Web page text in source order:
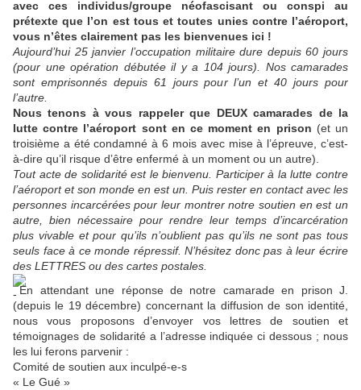
avec ces individus/groupe néofascisant ou conspi au
prétexte que l’on est tous et toutes unies contre l’aéroport,
vous n’êtes clairement pas les bienvenues ici !
Aujourd’hui 25 janvier l’occupation militaire dure depuis 60 jours
(pour une opération débutée il y a 104 jours). Nos camarades
sont emprisonnés depuis 61 jours pour l’un et 40 jours pour
l’autre.
Nous tenons à vous rappeler que DEUX camarades de la
lutte contre l’aéroport sont en ce moment en prison (et un
troisième a été condamné à 6 mois avec mise à l’épreuve, c’est-
à-dire qu’il risque d’être enfermé à un moment ou un autre).
Tout acte de solidarité est le bienvenu. Participer à la lutte contre
l’aéroport et son monde en est un. Puis rester en contact avec les
personnes incarcérées pour leur montrer notre soutien en est un
autre, bien nécessaire pour rendre leur temps d’incarcération
plus vivable et pour qu’ils n’oublient pas qu’ils ne sont pas tous
seuls face à ce monde répressif. N’hésitez donc pas à leur écrire
des LETTRES ou des cartes postales.
En attendant une réponse de notre camarade en prison J.
(depuis le 19 décembre) concernant la diffusion de son identité,
nous vous proposons d’envoyer vos lettres de soutien et
témoignages de solidarité a l’adresse indiquée ci dessous ; nous
les lui ferons parvenir :
Comité de soutien aux inculpé-e-s
« Le Gué »